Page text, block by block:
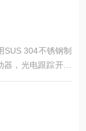
304不锈钢制
，光电跟踪开关
们平常吃的三汇香
模具，您可以定
生产。